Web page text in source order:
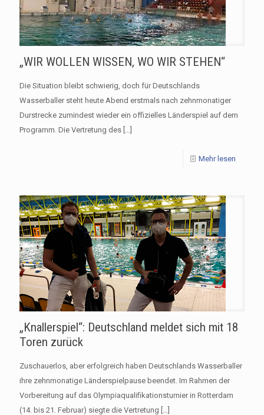
„WIR WOLLEN WISSEN, WO WIR STEHEN“
Die Situation bleibt schwierig, doch für Deutschlands
Wasserballer steht heute Abend erstmals nach zehnmonatiger
Durstrecke zumindest wieder ein offizielles Länderspiel auf dem
Programm. Die Vertretung des […]
Mehr lesen
„Knallerspiel“: Deutschland meldet sich mit 18
Toren zurück
Zuschauerlos, aber erfolgreich haben Deutschlands Wasserballer
ihre zehnmonatige Länderspielpause beendet. Im Rahmen der
Vorbereitung auf das Olympiaqualifikationsturnier in Rotterdam
(14. bis 21. Februar) siegte die Vertretung […]